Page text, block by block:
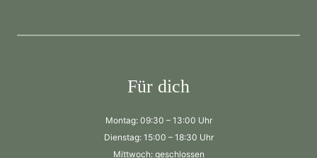
Für dich
Montag: 09:30 – 13:00 Uhr
Dienstag: 15:00 – 18:30 Uhr
Mittwoch: geschlossen